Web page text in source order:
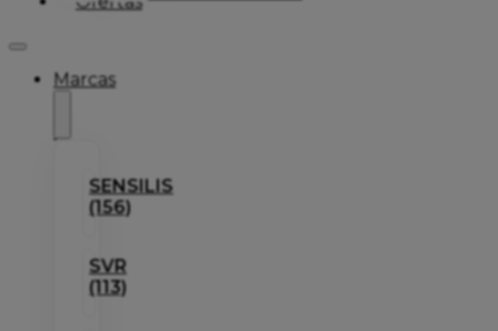
Marcas
SENSILIS
(156)
SVR
(113)